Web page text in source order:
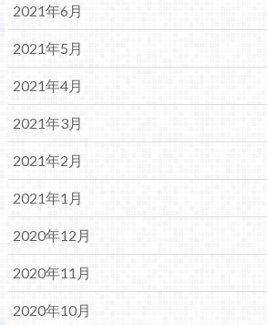
2021年6月
2021年5月
2021年4月
2021年3月
2021年2月
2021年1月
2020年12月
2020年11月
2020年10月